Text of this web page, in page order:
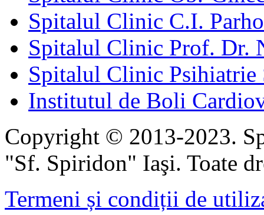
Spitalul Clinic C.I.
Spitalul Clinic Prof. Dr.
Spitalul Clinic Psihiatrie
Institutul de Boli
Copyright © 2013-2023.
"Sf. Spiridon" Iaşi. Toate
Termeni și condiții de